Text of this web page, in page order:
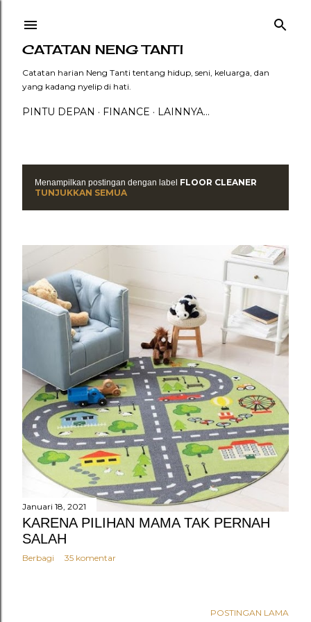
CATATAN NENG TANTI
Catatan harian Neng Tanti tentang hidup, seni, keluarga, dan
yang kadang nyelip di hati.
PINTU DEPAN FINANCE LAINNYA…
P
o
s
i
n
n
Menampilkan postingan dengan label FLOOR CLEANER
TUNJUKKAN SEMUA
Januari 18, 2021
KARENA PILIHAN MAMA TAK PERNAH
SALAH
Berbagi 35 komentar
POSTINGAN LAMA